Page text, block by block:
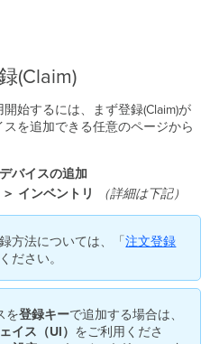
(Claim)
始するには、まず登録(Claim)が
を追加できる任意のページから
バイスの追加
インベントリ
（詳細は下記）
方法については、「注文登録
ださい。
を登録キーで追加する場合は、
イス（UI） をご利用くださ